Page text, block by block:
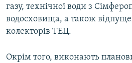
газу, технічної води з
водосховища, а також
колекторів ТЕЦ.
Окрім того, виконають